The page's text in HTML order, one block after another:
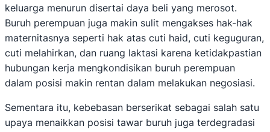
keluarga menurun disertai daya beli yang merosot.
Buruh perempuan juga makin sulit mengakses hak-hak
maternitasnya seperti hak atas cuti haid, cuti keguguran,
cuti melahirkan, dan ruang laktasi karena ketidakpastian
hubungan kerja mengkondisikan buruh perempuan
dalam posisi makin rentan dalam melakukan negosiasi.
Sementara itu, kebebasan berserikat sebagai salah satu
upaya menaikkan posisi tawar buruh juga terdegradasi